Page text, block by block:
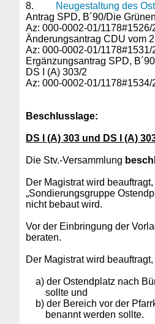
8.
Neugestaltung des
Antrag SPD, B´90/Die
Az: 000-0002-01/1178#1526/
Änderungsantrag CDU vom
Az: 000-0002-01/1178#1531/
Ergänzungsantrag SPD,
DS I (A) 303/2
Az: 000-0002-01/1178#1534/
Beschlusslage:
DS I (A) 303 und DS I (A)
Die Stv.-Versammlung
Der Magistrat wird
„Sondierungsgruppe
nicht bebaut wird.
Vor der Einbringung der
beraten.
Der Magistrat wird
a) der Ostendplatz nach
sollte und
b) der Bereich vor der
benannt werden sollte.